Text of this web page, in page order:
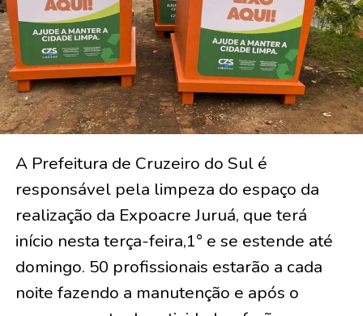
A Prefeitura de Cruzeiro do Sul é
responsável pela limpeza do espaço da
realização da Expoacre Juruá, que terá
início nesta terça-feira,1° e se estende até
domingo. 50 profissionais estarão a cada
noite fazendo a manutenção e após o